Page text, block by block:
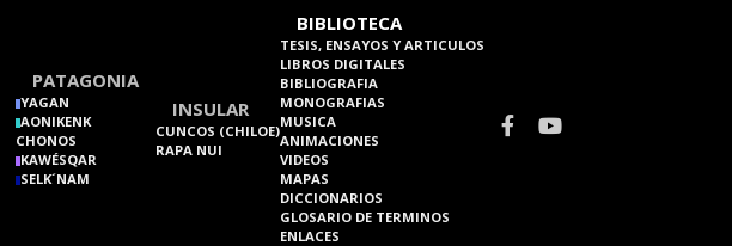
PATAGONIA
YAGAN
AONIKENK
CHONOS
KAWÉSQAR
SELK´NAM
INSULAR
CUNCOS (CHILOE)
RAPA NUI
BIBLIOTECA
TESIS, ENSAYOS Y ARTICULOS
LIBROS DIGITALES
BIBLIOGRAFIA
MONOGRAFIAS
MUSICA
ANIMACIONES
VIDEOS
MAPAS
DICCIONARIOS
GLOSARIO DE TERMINOS
ENLACES